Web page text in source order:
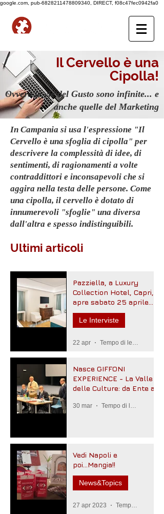
google.com, pub-6828211478809340, DIRECT, f08c47fec0942fa0
Il Cervello è una
Cipolla!
Ovvero le vie del Gusto sono infinite... e
anche quelle del Marketing
In Campania si usa l'espressione "Il
Cervello è una sfoglia di cipolla" per
descrivere la complessità di idee, di
sentimenti, di ragionamenti a volte
contraddittori e inconsapevoli che si
aggira nella testa delle persone. Come
una cipolla, il cervello è dotato di
innumerevoli "sfoglie" una diversa
dall'altra e spesso indistinguibili.
Ultimi articoli
Pazziella, a Luxury
Collection Hotel, Capri,
apre sabato 25 aprile
2026
Le Interviste
22 apr Tempo di lettura: 2 min
Nasce GIFFONI
EXPERIENCE - La Valle
delle Culture: da Ente a
30 mar Tempo di lettura: 3 min
Vedi Napoli e
poi...Mangia!!
News&Topics
27 apr 2023 Tempo di lettura: 3 min